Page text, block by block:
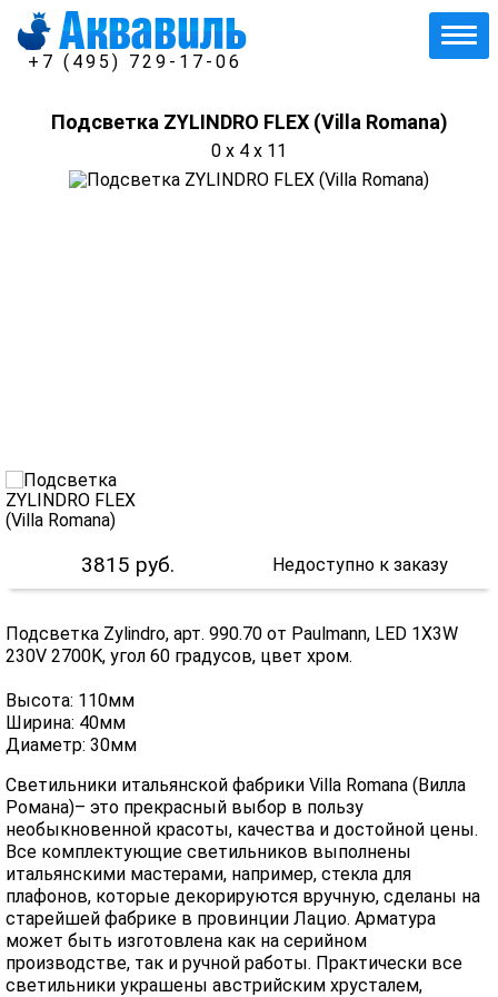
+7 (495) 729-17-06
Подсветка ZYLINDRO FLEX (Villa Romana)
0 x 4 x 11
3815 руб. Недоступно к заказу
Подсветка Zylindro, арт. 990.70 от Paulmann, LED 1X3W
230V 2700K, угол 60 градусов, цвет хром.
Высота: 110мм
Ширина: 40мм
Диаметр: 30мм
Светильники итальянской фабрики Villa Romana (Вилла
Романа)– это прекрасный выбор в пользу
необыкновенной красоты, качества и достойной цены.
Все комплектующие светильников выполнены
итальянскими мастерами, например, стекла для
плафонов, которые декорируются вручную, сделаны на
старейшей фабрике в провинции Лацио. Арматура
может быть изготовлена как на серийном
производстве, так и ручной работы. Практически все
светильники украшены австрийским хрусталем,